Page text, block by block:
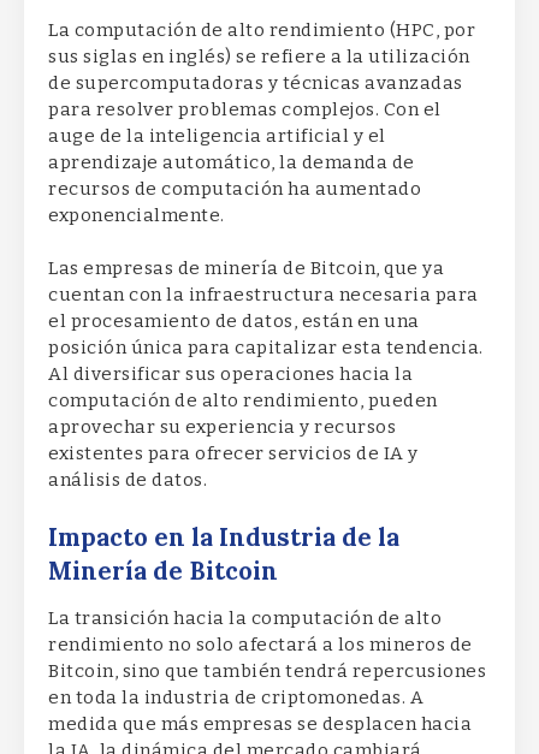
La computación de alto rendimiento (HPC, por
sus siglas en inglés) se refiere a la utilización
de supercomputadoras y técnicas avanzadas
para resolver problemas complejos. Con el
auge de la inteligencia artificial y el
aprendizaje automático, la demanda de
recursos de computación ha aumentado
exponencialmente.
Las empresas de minería de Bitcoin, que ya
cuentan con la infraestructura necesaria para
el procesamiento de datos, están en una
posición única para capitalizar esta tendencia.
Al diversificar sus operaciones hacia la
computación de alto rendimiento, pueden
aprovechar su experiencia y recursos
existentes para ofrecer servicios de IA y
análisis de datos.
Impacto en la Industria de la
Minería de Bitcoin
La transición hacia la computación de alto
rendimiento no solo afectará a los mineros de
Bitcoin, sino que también tendrá repercusiones
en toda la industria de criptomonedas. A
medida que más empresas se desplacen hacia